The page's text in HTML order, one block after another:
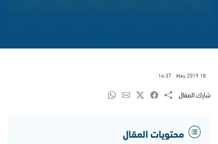
18 May 2019
14:37
شارك المقال
محتويات المقال